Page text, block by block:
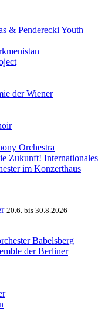
& Pen­de­recki Youth
der Wiener
Orchestra
Zukunft! Internationales
im Konzerthaus
20.6. bis 30.8.2026
Babelsberg
der Berliner